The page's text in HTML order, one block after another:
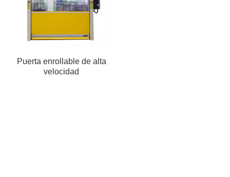
Puerta enrollable de alta
velocidad